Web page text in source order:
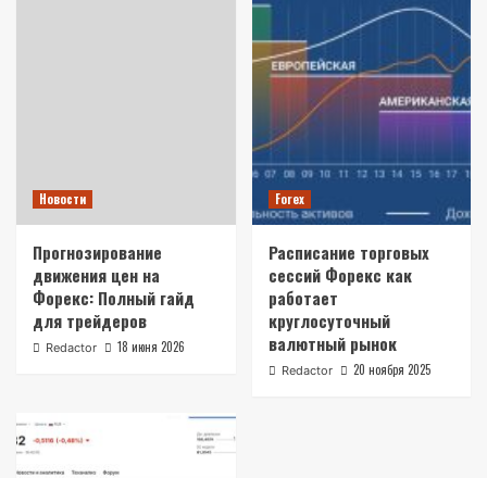
Новости
Прогнозирование
движения цен на
Форекс: Полный гайд
для трейдеров
Redactor 18 июня 2026
Forex
Расписание торговых
сессий Форекс как
работает
круглосуточный
валютный рынок
Redactor 20 ноября 2025